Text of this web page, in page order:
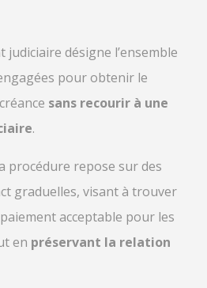
judiciaire désigne l’ensemble
pour obtenir le
sans recourir à une
.
procédure repose sur des
graduelles, visant à trouver
acceptable pour les
en préservant la relation